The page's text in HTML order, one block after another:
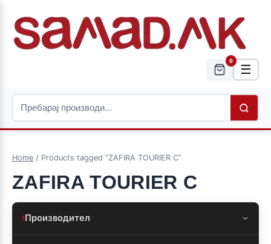
0
☰
Home / Products tagged “ZAFIRA TOURIER C”
ZAFIRA TOURIER C
1Производител